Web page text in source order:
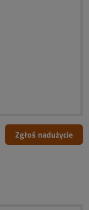
Zgłoś nadużycie